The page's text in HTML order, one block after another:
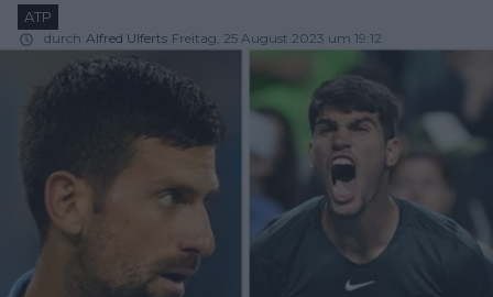
ATP
durch Alfred Ulferts Freitag, 25 August 2023 um 19:12